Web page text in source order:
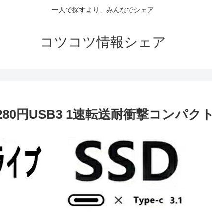
一人で探すより、みんなでシェア
コツコツ情報シェア
円USB3 1速転送耐衝撃コンパク